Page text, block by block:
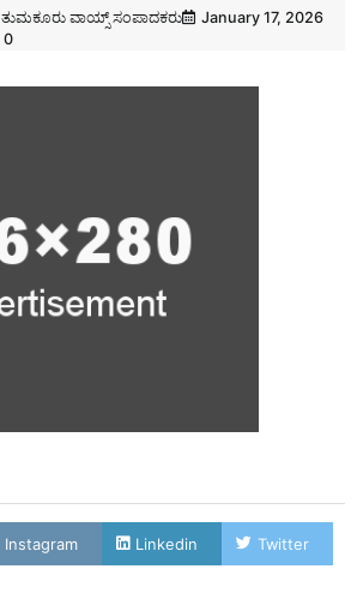
ತುಮಕೂರು ವಾಯ್ಸ್ ಸಂಪಾದಕರು
January 17, 2026
0
Instagram Linkedin Twitter